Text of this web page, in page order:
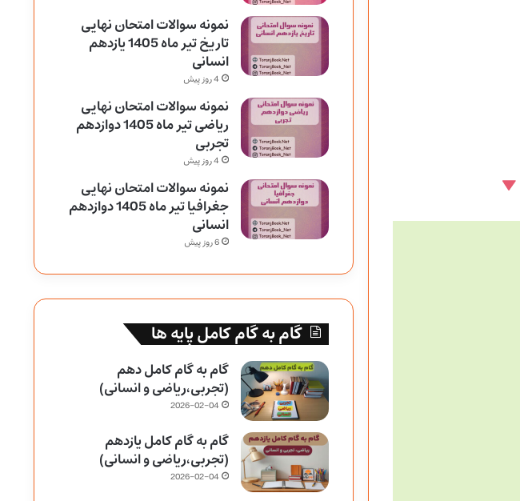
نمونه سوالات امتحان نهایی
تاریخ تیر ماه 1405 یازدهم
انسانی
4 روز پیش
نمونه سوالات امتحان نهایی
ریاضی تیر ماه 1405 دوازدهم
تجربی
4 روز پیش
نمونه سوالات امتحان نهایی
جغرافیا تیر ماه 1405 دوازدهم
انسانی
6 روز پیش
گام به گام کامل پایه ها
گام به گام کامل دهم
(تجربی،ریاضی و انسانی)
2026-02-04
گام به گام کامل یازدهم
(تجربی،ریاضی و انسانی)
2026-02-04